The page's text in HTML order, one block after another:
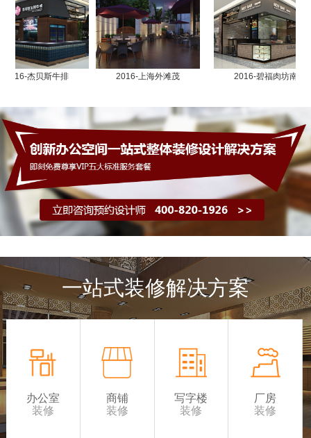
杰贝斯牛排 2016-上海外滩茂 2016-碧福肉坊南
一站式装修解决方案
办公室
装修
商铺
装修
写字楼
装修
厂房
装修